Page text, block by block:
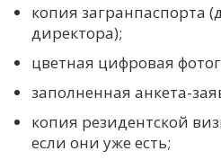
копия загранпаспорта
директора);
цветная цифровая
заполненная анкета-
копия резидентской
если они уже есть;